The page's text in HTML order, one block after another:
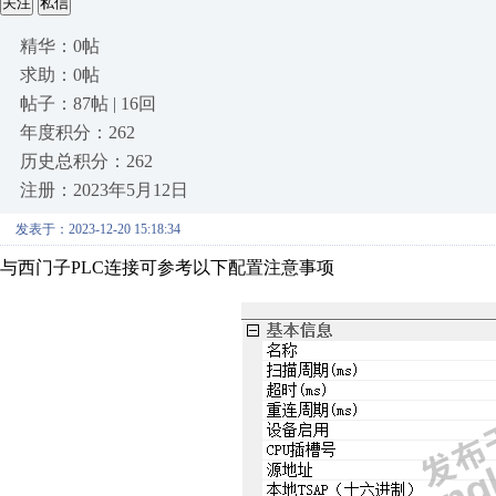
精华：0帖
求助：0帖
帖子：87帖 | 16回
年度积分：262
历史总积分：262
注册：2023年5月12日
发表于：2023-12-20 15:18:34
与西门子PLC连接可参考以下配置注意事项